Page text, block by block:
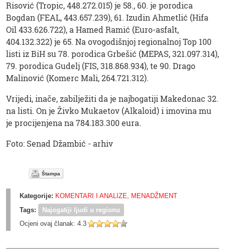
Risović (Tropic, 448.272.015) je 58., 60. je porodica
Bogdan (FEAL, 443.657.239), 61. Izudin Ahmetlić (Hifa
Oil 433.626.722), a Hamed Ramić (Euro-asfalt,
404.132.322) je 65. Na ovogodišnjoj regionalnoj Top 100
listi iz BiH su 78. porodica Grbešić (MEPAS, 321.097.314),
79. porodica Gudelj (FIS, 318.868.934), te 90. Drago
Malinović (Komerc Mali, 264.721.312).
Vrijedi, inače, zabilježiti da je najbogatiji Makedonac 32.
na listi. On je Živko Mukaetov (Alkaloid) i imovina mu
je procijenjena na 784.183.300 eura.
Foto: Senad Džambić - arhiv
Štampa
Kategorije: KOMENTARI I ANALIZE, MENADŽMENT
Tags:
Najogatiji ljudi u regionu
Ocjeni ovaj članak: 4.3